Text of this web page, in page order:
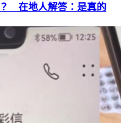
在地人解答：是真的